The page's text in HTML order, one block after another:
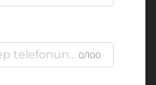
0/100